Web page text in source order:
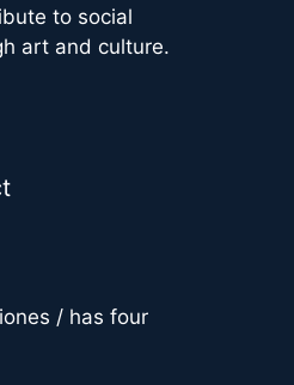
to social
art and culture.
/ has four